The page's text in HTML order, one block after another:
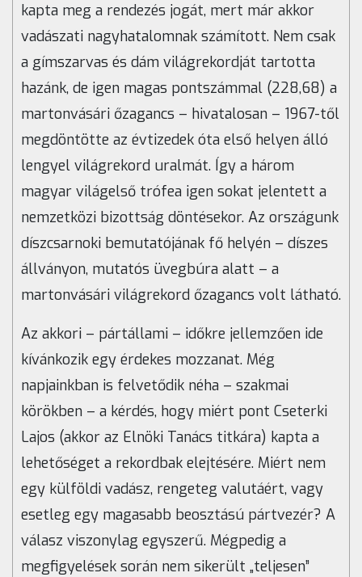
kapta meg a rendezés jogát, mert már akkor
vadászati nagyhatalomnak számított. Nem csak
a gímszarvas és dám világrekordját tartotta
hazánk, de igen magas pontszámmal (228,68) a
martonvásári őzagancs – hivatalosan – 1967-től
megdöntötte az évtizedek óta első helyen álló
lengyel világrekord uralmát. Így a három
magyar világelső trófea igen sokat jelentett a
nemzetközi bizottság döntésekor. Az országunk
díszcsarnoki bemutatójának fő helyén – díszes
állványon, mutatós üvegbúra alatt – a
martonvásári világrekord őzagancs volt látható.
Az akkori – pártállami – időkre jellemzően ide
kívánkozik egy érdekes mozzanat. Még
napjainkban is felvetődik néha – szakmai
körökben – a kérdés, hogy miért pont Cseterki
Lajos (akkor az Elnöki Tanács titkára) kapta a
lehetőséget a rekordbak elejtésére. Miért nem
egy külföldi vadász, rengeteg valutáért, vagy
esetleg egy magasabb beosztású pártvezér? A
válasz viszonylag egyszerű. Mégpedig a
megfigyelések során nem sikerült „teljesen”